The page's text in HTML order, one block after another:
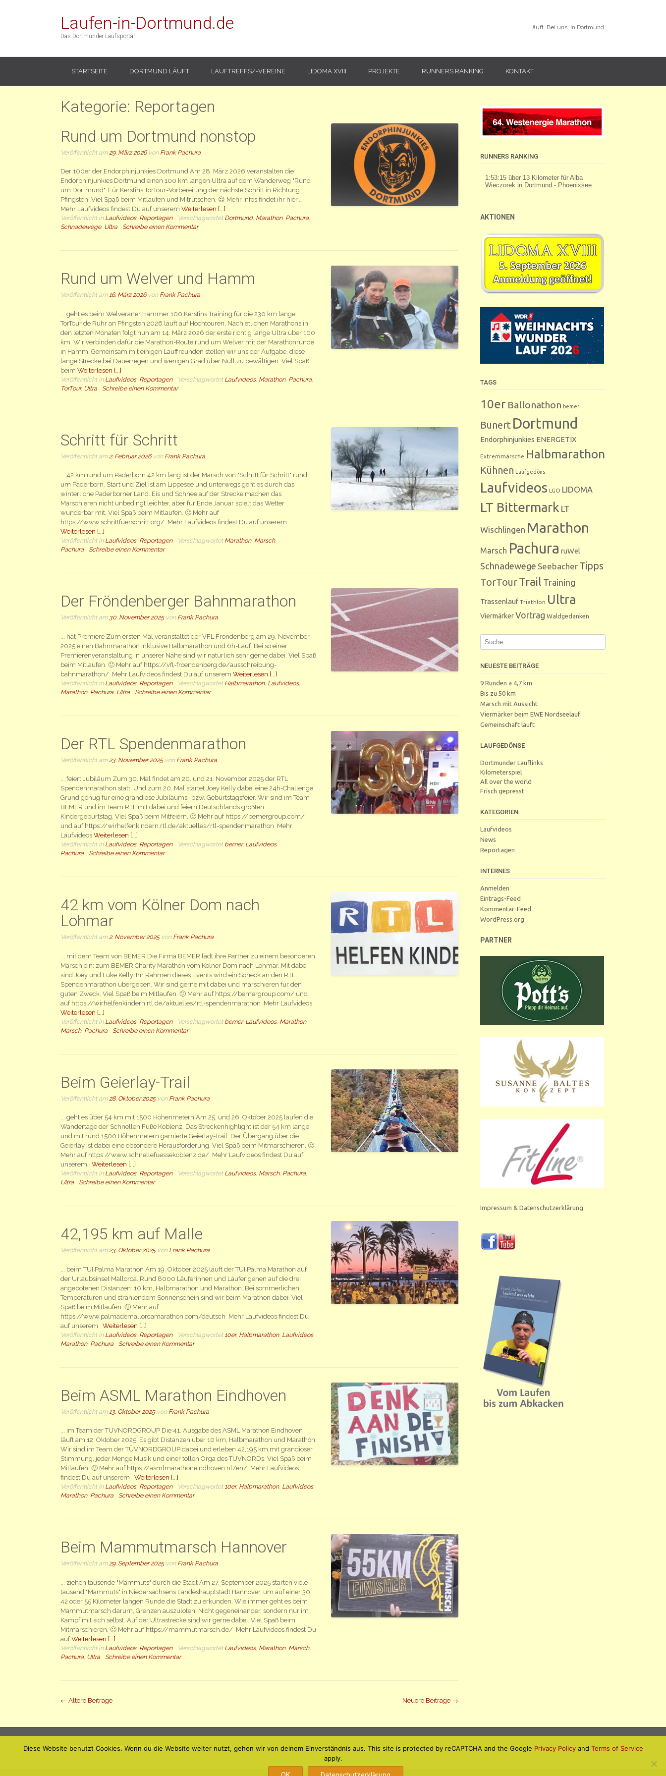
Laufen-in-Dortmund.de
Das Dortmunder Laufsportal
Läuft. Bei uns. In Dortmund.
STARTSEITE DORTMUND LÄUFT LAUFTREFFS/-VEREINE LIDOMA XVIII PROJEKTE RUNNERS RANKING KONTAKT
Kategorie: Reportagen
Rund um Dortmund nonstop
Veröffentlicht am 29. März 2026von Frank Pachura
Der 100er der Endorphinjunkies Dortmund Am 28. März 2026 veranstalten die
Endorphinjunkies Dortmund einen 100 km langen Ultra auf dem Wanderweg "Rund
um Dortmund". Für Kerstins TorTour-Vorbereitung der nächste Schritt in Richtung
Pfingsten. Viel Spaß beim Mitlaufen und Mitrutschen. 😉 Mehr Infos findet ihr hier...
Mehr Laufvideos findest Du auf unseremWeiterlesen [...]
Veröffentlicht in Laufvideos, Reportagen Verschlagwortet Dortmund, Marathon, Pachura,
Schnadewege, Ultra Schreibe einen Kommentar
Rund um Welver und Hamm
Veröffentlicht am 16. März 2026von Frank Pachura
... geht es beim Welveraner Hammer 100 Kerstins Training für die 230 km lange
TorTour de Ruhr an Pfingsten 2026 läuft auf Hochtouren. Nach etlichen Marathons in
den letzten Monaten folgt nun am 14. März 2026 der erste richtig lange Ultra über 100
km. Wir verbinden dafür die Marathon-Route rund um Welver mit der Marathonrunde
in Hamm. Gemeinsam mit einigen Lauffreunden stellen wir uns der Aufgabe, diese
lange Strecke bei Dauerregen und wenigen Grad über Null zu bewältigen. Viel Spaß
beimWeiterlesen [...]
Veröffentlicht in Laufvideos, Reportagen Verschlagwortet Laufvideos, Marathon, Pachura
TorTour, Ultra Schreibe einen Kommentar
Schritt für Schritt
Veröffentlicht am 2. Februar 2026von Frank Pachura
... 42 km rund um Paderborn 42 km lang ist der Marsch von "Schritt für Schritt" rund
um Paderborn. Start und Ziel ist am Lippesee und unterwegs geht es durch das
winterliche Paderborner Land. Eis und Schnee auf der Strecke machen das
Marschieren nicht unbedingt leichter, aber für Ende Januar spielt das Wetter
wunderbar mit. Viel Spaß beim Mitlaufen. 🙂 Mehr auf
https://www.schrittfuerschritt.org/ Mehr Laufvideos findest Du auf unserem
Weiterlesen [...]
Veröffentlicht in Laufvideos, Reportagen Verschlagwortet Marathon, Marsch,
Pachura
Schreibe einen Kommentar
Der Fröndenberger Bahnmarathon
Veröffentlicht am 30. November 2025von Frank Pachura
... hat Premiere Zum ersten Mal veranstaltet der VFL Fröndenberg am 29. November
2025 einen Bahnmarathon inklusive Halbmarathon und 6h-Lauf. Bei so einer
Premierenveranstaltung in unserer Nähe sind wir natürlich sehr gerne dabei. Viel Spaß
beim Mitlaufen. 🙂 Mehr auf https://vfl-froendenberg.de/ausschreibung-
bahnmarathon/ Mehr Laufvideos findest Du auf unseremWeiterlesen [...]
Veröffentlicht in Laufvideos, Reportagen Verschlagwortet Halbmarathon, Laufvideos,
Marathon, Pachura Ultra Schreibe einen Kommentar
Der RTL Spendenmarathon
Veröffentlicht am 23. November 2025von Frank Pachura
... feiert Jubiläum Zum 30. Mal findet am 20. und 21. November 2025 der RTL
Spendenmarathon statt. Und zum 20. Mal startet Joey Kelly dabei eine 24h-Challenge.
Grund genug für eine grandiose Jubiläums- bzw. Geburtstagsfeier. Wir sind im Team
BEMER und im Team RTL mit dabei und feiern Deutschlands größten
Kindergeburtstag. Viel Spaß beim Mitfeiern. 🙂 Mehr auf https://bemergroup.com/
und auf https://wirhelfenkindern.rtl.de/aktuelles/rtl-spendenmarathon Mehr
LaufvideosWeiterlesen [...]
Veröffentlicht in Laufvideos, Reportagen Verschlagwortet bemer, Laufvideos,
Pachura
Schreibe einen Kommentar
42 km vom Kölner Dom nach
Lohmar
Veröffentlicht am2. November 2025von Frank Pachura
... mit dem Team von BEMER Die Firma BEMER lädt ihre Partner zu einem besonderen
Marsch ein: zum BEMER Charity Marathon vom Kölner Dom nach Lohmar. Mit dabei
sind Joey und Luke Kelly. Im Rahmen dieses Events wird ein Scheck an den RTL
Spendenmarathon übergeben. Wir sind gerne mit dabei und marschieren für den
guten Zweck. Viel Spaß beim Mitlaufen. 🙂 Mehr auf https://bemergroup.com/ und
auf https://wirhelfenkindern.rtl.de/aktuelles/rtl-spendenmarathon Mehr Laufvideos
Weiterlesen [...]
Veröffentlicht in Laufvideos, Reportagen Verschlagwortet bemer, Laufvideos, Marathon,
Marsch, Pachura Schreibe einen Kommentar
Beim Geierlay-Trail
Veröffentlicht am 28. Oktober 2025von Frank Pachura
... geht es über 54 km mit 1500 Höhenmetern Am 25. und 26. Oktober 2025 laufen die
Wandertage der Schnellen Füße Koblenz. Das Streckenhighlight ist der 54 km lange
und mit rund 1500 Höhenmetern garnierte Geierlay-Trail. Der Übergang über die
Geierlay ist dabei eine ebsondere Herausforderung. Viel Spaß beim Mitmarschieren. 🙂
Mehr auf https://www.schnellefuessekoblenz.de/ Mehr Laufvideos findest Du auf
unseremWeiterlesen [...]
Veröffentlicht in Laufvideos, Reportagen Verschlagwortet Laufvideos, Marsch, Pachura,
Ultra
Schreibe einen Kommentar
42,195 km auf Malle
Veröffentlicht am23. Oktober 2025von Frank Pachura
... beim TUI Palma Marathon Am 19. Oktober 2025 läuft der TUI Palma Marathon auf
der Urlaubsinsel Mallorca. Rund 8000 Läuferinnen und Läufer gehen auf die drei
angebotenen Distanzen: 10 km, Halbmarathon und Marathon. Bei sommerlichen
Temperaturen und strahlendem Sonnenschein sind wir beim Marathon dabei. Viel
Spaß beim Mitlaufen. 🙂 Mehr auf
https://www.palmademallorcamarathon.com/deutsch Mehr Laufvideos findest Du
auf unseremWeiterlesen [...]
Veröffentlicht in Laufvideos, Reportagen Verschlagwortet 10er, Halbmarathon, Laufvideos,
Marathon, Pachura Schreibe einen Kommentar
Beim ASML Marathon Eindhoven
Veröffentlicht am 13. Oktober 2025von Frank Pachura
... im Team der TÜVNORDGROUP Die 41. Ausgabe des ASML Marathon Eindhoven
läuft am 12. Oktober 2025. Es gibt Distanzen über 10 km, Halbmarathon und Marathon.
Wir sind im Team der TÜVNORDGROUP dabei und erleben 42,195 km mit grandioser
Stimmung, jeder Menge Musik und einer tollen Orga des TÜVNORDs. Viel Spaß beim
Mitlaufen. 🙂 Mehr auf https://asmlmarathoneindhoven.nl/en/ Mehr Laufvideos
findest Du auf unseremWeiterlesen [...]
Veröffentlicht in Laufvideos, Reportagen Verschlagwortet 10er, Halbmarathon, Laufvideos,
Marathon, Pachura Schreibe einen Kommentar
Beim Mammutmarsch Hannover
Veröffentlicht am29. September 2025von Frank Pachura
... ziehen tausende "Mammuts" durch die Stadt Am 27. September 2025 starten viele
tausend "Mammuts" in Niedersachsens Landeshauptstadt Hannover, um auf einer 30,
42 oder 55 Kilometer langen Runde die Stadt zu erkunden. Wie immer geht es beim
Mammutmarsch darum, Grenzen auszuloten. Nicht gegeneinander, sondern nur im
Kampf mit sich selbst. Auf der Ultrastrecke sind wir gerne dabei. Viel Spaß beim
Mitmarschieren. 🙂 Mehr auf https://mammutmarsch.de/ Mehr Laufvideos findest Du
aufWeiterlesen [...]
Veröffentlicht in Laufvideos, Reportagen Verschlagwortet Laufvideos, Marathon, Marsch,
Pachura Ultra Schreibe einen Kommentar
Beiträge
← Ältere Beiträge Neuere Beiträge →
RUNNERS RANKING
AKTIONEN
TAGS
10er Ballonathon bemer
Bunert Dortmund
Endorphinjunkies ENERGETIX
Extremmärsche Halbmarathon
Kühnen Laufgedöns
Laufvideos LGO LIDOMA
LT Bittermark LT
Wischlingen Marathon
Marsch Pachura ruWel
Schnadewege Seebacher Tipps
TorTourTrail Training
Trassenlauf Triathlon Ultra
ViermärkerVortrag Waldgedanken
NEUESTE BEITRÄGE
9 Runden a 4,7 km
Bis zu 50 km
Marsch mit Aussicht
Viermärker beim EWE Nordseelauf
Gemeinschaft läuft
LAUFGEDÖNSE
Dortmunder Lauflinks
Kilometerspiel
All over the world
Frisch gepresst
KATEGORIEN
Laufvideos
News
Reportagen
INTERNES
Anmelden
Eintrags-Feed
Kommentar-Feed
WordPress.org
PARTNER
Impressum & Datenschutzerklärung
Impressum & Datenschutzerklärung
Diese Website benutzt Cookies. Wenn du die Website weiter nutzt, gehen wir von deinem Einverständnis aus. This site is protected by reCAPTCHA and the Google Privacy Policyand Terms of Service
apply.